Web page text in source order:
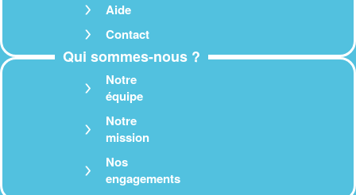
Aide
Contact
Qui sommes-nous ?
Notre
équipe
Notre
mission
Nos
engagements